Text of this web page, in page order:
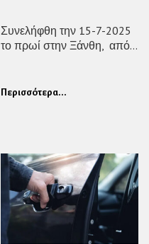
Συνελήφθη την 15-7-2025
το πρωί στην Ξάνθη, από...
Περισσότερα...